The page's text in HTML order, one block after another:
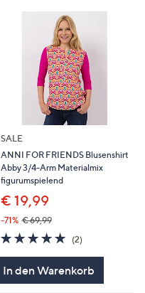
SALE
ANNI FOR FRIENDS Blusenshirt
Abby 3/4-Arm Materialmix
figurumspielend
€ 19,99
-71% € 69,99
5.0
von
(2)2
In den Warenkorb